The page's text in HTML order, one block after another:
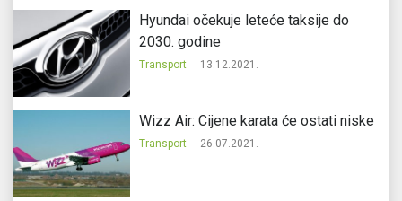
Hyundai očekuje leteće taksije do
2030. godine
Transport 13.12.2021.
Wizz Air: Cijene karata će ostati niske
Transport 26.07.2021.